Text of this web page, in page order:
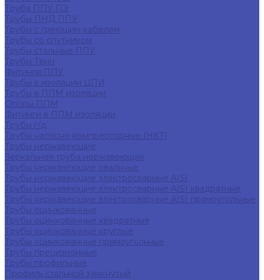
Труба ППУ ПЭ
Трубы ПНД ППУ
Трубы с греющим кабелем
Трубы со спутником
Трубы стальные ППУ
Трубы Твин
Фитинги ППУ
Трубы в изоляции ЦПИ
Трубы в ППМ изоляции
Опоры ППМ
Фитинги в ППМ изоляции
Трубы г/д
Трубы насосно-компрессорные (НКТ)
Трубы нержавеющие
Зеркальная труба нержавеющая
Трубы нержавеющие овальные
Трубы нержавеющие электросварные AISI
Трубы нержавеющие электросварные AISI квадратные
Трубы нержавеющие электросварные AISI прямоугольные
Трубы оцинкованные
Трубы оцинкованные квадратные
Трубы оцинкованные круглые
Трубы оцинкованные прямоугольные
Трубы прецизионные
Трубы профильные
Профиль стальной замкнутый